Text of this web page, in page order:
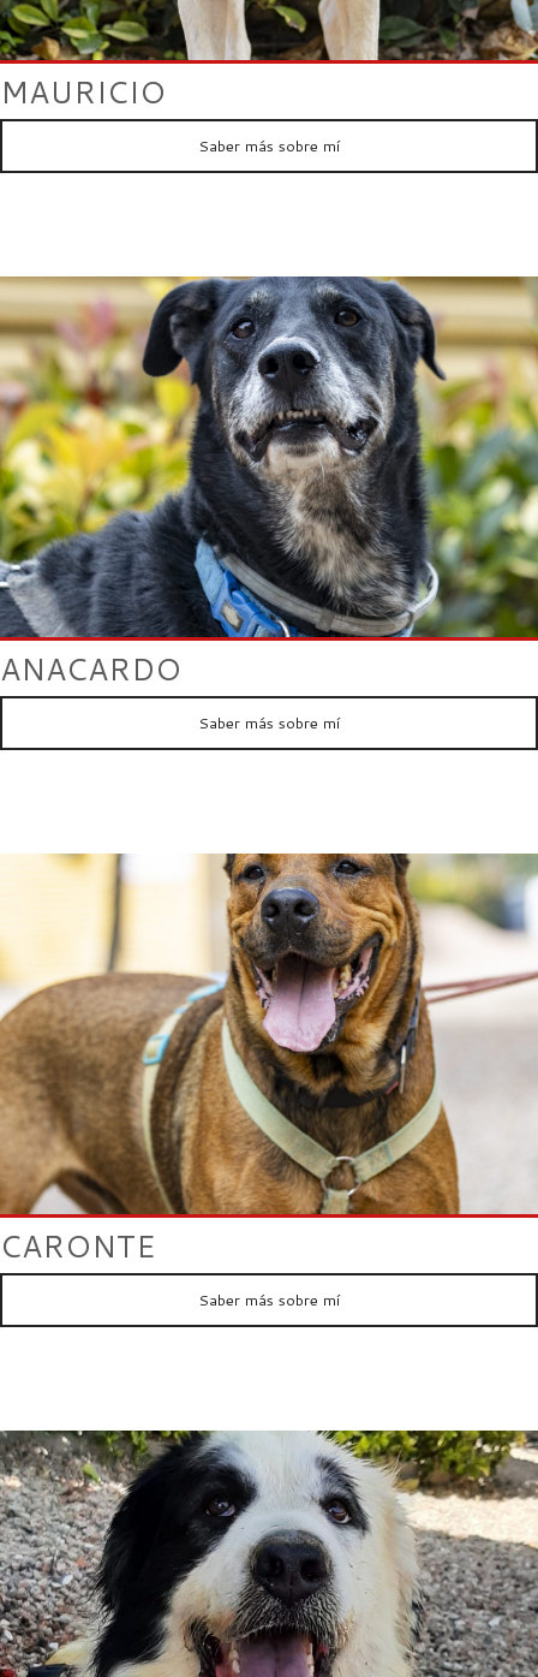
MAURICIO
Saber más sobre mí
ANACARDO
Saber más sobre mí
CARONTE
Saber más sobre mí